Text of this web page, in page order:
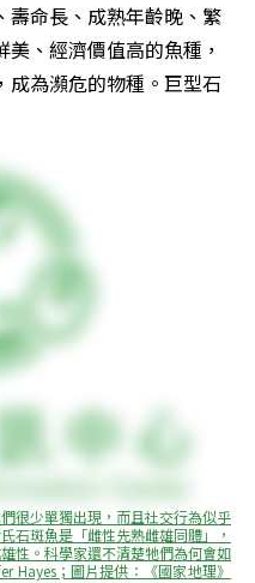
壽命長、成熟年齡晚、繁
、經濟價值高的魚種，
成為瀕危的物種。巨型石
很少單獨出現，而且社交行為似乎
石斑魚是「雌性先熟雌雄同體」，
性。科學家還不清楚牠們為何會如
Hayes；圖片提供：《國家地理》